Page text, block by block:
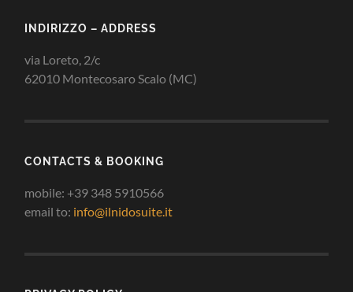
INDIRIZZO – ADDRESS
via Loreto, 2/c
62010 Montecosaro Scalo (MC)
CONTACTS & BOOKING
mobile: +39 348 5910566
email to: info@ilnidosuite.it